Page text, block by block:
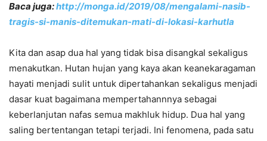
Baca juga:http://monga.id/2019/08/mengalami-nasib-
tragis-si-manis-ditemukan-mati-di-lokasi-karhutla
Kita dan asap dua hal yang tidak bisa disangkal sekaligus
menakutkan. Hutan hujan yang kaya akan keanekaragaman
hayati menjadi sulit untuk dipertahankan sekaligus menjadi
dasar kuat bagaimana mempertahannnya sebagai
keberlanjutan nafas semua makhluk hidup. Dua hal yang
saling bertentangan tetapi terjadi. Ini fenomena, pada satu